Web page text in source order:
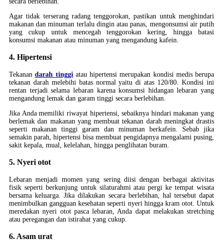
Agar tidak terserang radang tenggorokan, pastikan untuk menghindari
makanan dan minuman terlalu dingin atau panas, mengonsumsi air putih
yang cukup untuk mencegah tenggorokan kering, hingga batasi
konsumsi makanan atau minuman yang mengandung kafein.
4. Hipertensi
Tekanandarah tinggi atau hipertensi merupakan kondisi medis berupa
tekanan darah melebihi batas normal yaitu di atas 120/80. Kondisi ini
rentan terjadi selama lebaran karena konsumsi hidangan lebaran yang
mengandung lemak dan garam tinggi secara berlebihan.
Jika Anda memiliki riwayat hipertensi, sebaiknya hindari makanan yang
berlemak dan makanan yang membuat tekanan darah meningkat drastis
seperti makanan tinggi garam dan minuman berkafein. Sebab jika
semakin parah, hipertensi bisa membuat pengidapnya mengalami pusing,
sakit kepala, mual, kelelahan, hingga penglihatan buram.
5. Nyeri otot
Lebaran menjadi momen yang sering diisi dengan berbagai aktivitas
fisik seperti berkunjung untuk silaturahmi atau pergi ke tempat wisata
bersama keluarga. Jika dilakukan secara berlebihan, hal tersebut dapat
menimbulkan gangguan kesehatan seperti nyeri hingga kram otot. Untuk
meredakan nyeri otot pasca lebaran, Anda dapat melakukan stretching
atau peregangan dan istirahat yang cukup.
6. Asam urat